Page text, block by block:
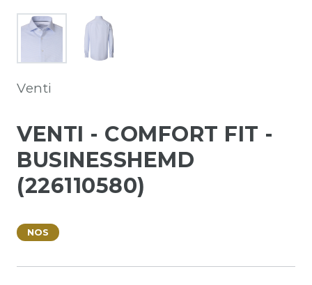
Venti
VENTI - COMFORT FIT -
BUSINESSHEMD
(226110580)
NOS